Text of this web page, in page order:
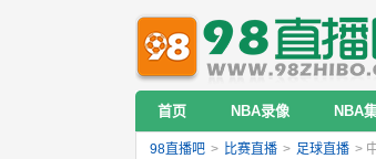
首页 NBA录像 NBA
98直播吧 > 比赛直播 > 足球直播 >